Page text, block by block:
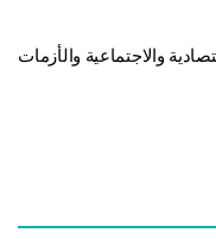
والاجتماعية والأزمات